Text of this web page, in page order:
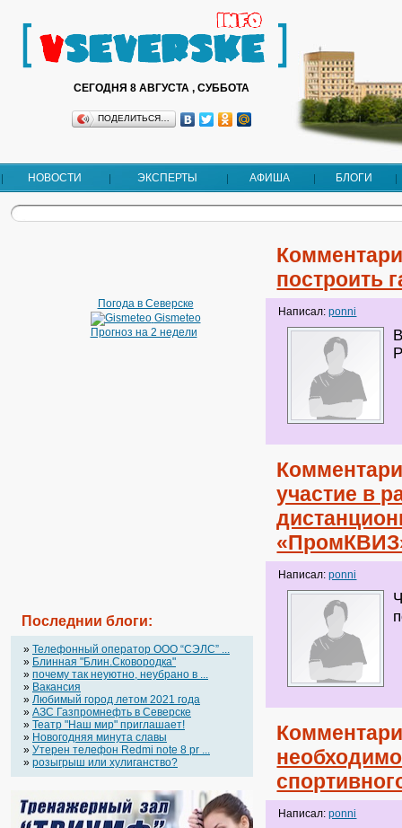
СЕГОДНЯ 8 АВГУСТА , СУББОТА
ПОДЕЛИТЬСЯ…
НОВОСТИ ЭКСПЕРТЫ АФИША БЛОГИ
Погода в Северске
Gismeteo
Прогноз на 2 недели
Последнии блоги:
» Телефонный оператор OOO “СЭЛС” ...
» Блинная "Блин.Сковородка"
» почему так неуютно, неубрано в ...
» Вакансия
» Любимый город летом 2021 года
» АЗС Газпромнефть в Северске
» Театр "Наш мир" приглашает!
» Новогодняя минута славы
» Утерен телефон Redmi note 8 pr ...
» розыгрыш или хулиганство?
построить
Написал:ponni
участие в
Написал:ponni
Написал:ponni